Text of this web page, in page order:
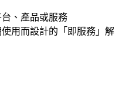
、產品或服務
用而設計的「即服務」解